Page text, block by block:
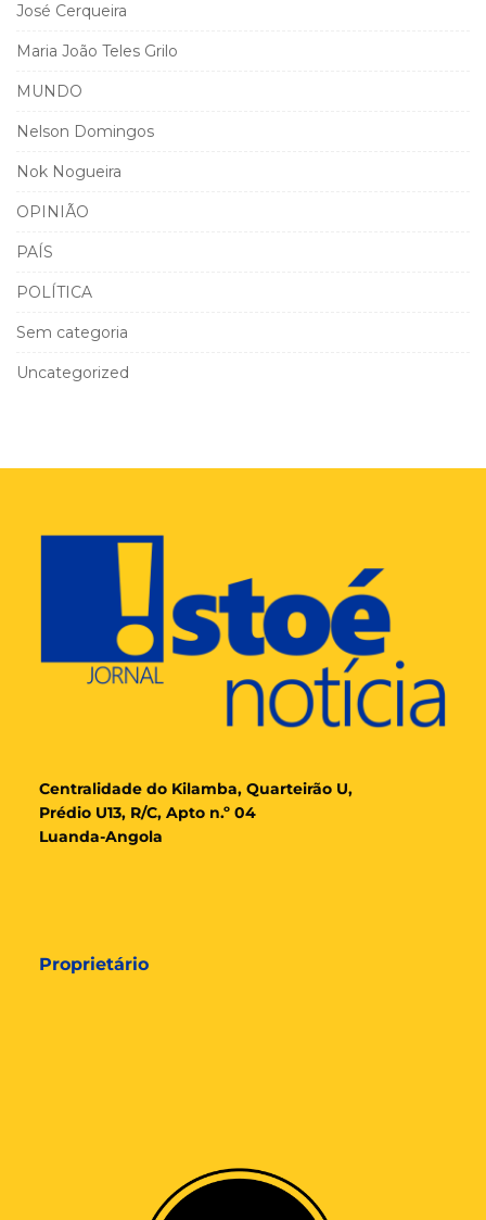
José Cerqueira
Maria João Teles Grilo
MUNDO
Nelson Domingos
Nok Nogueira
OPINIÃO
PAÍS
POLÍTICA
Sem categoria
Uncategorized
Centralidade do Kilamba, Quarteirão U,
Prédio U13, R/C, Apto n.º 04
Luanda-Angola
Proprietário